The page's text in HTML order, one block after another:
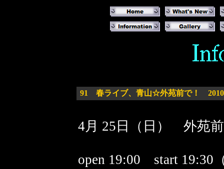
91 春ライブ、青山☆外苑前で！
4月 25日（日） 外苑
open 19:00 start 19:30